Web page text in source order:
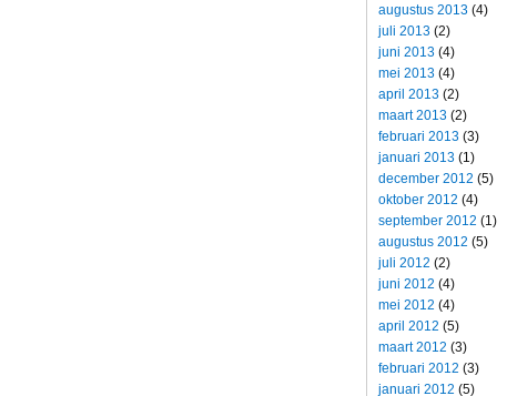
augustus 2013 (4)
juli 2013 (2)
juni 2013 (4)
mei 2013 (4)
april 2013 (2)
maart 2013 (2)
februari 2013 (3)
januari 2013 (1)
december 2012 (5)
oktober 2012 (4)
september 2012 (1)
augustus 2012 (5)
juli 2012 (2)
juni 2012 (4)
mei 2012 (4)
april 2012 (5)
maart 2012 (3)
februari 2012 (3)
januari 2012 (5)